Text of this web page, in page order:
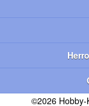
©2026 Hobby-